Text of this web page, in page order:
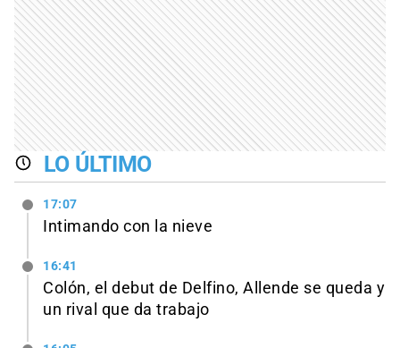
LO ÚLTIMO
17:07
Intimando con la nieve
16:41
Colón, el debut de Delfino, Allende se queda y
un rival que da trabajo